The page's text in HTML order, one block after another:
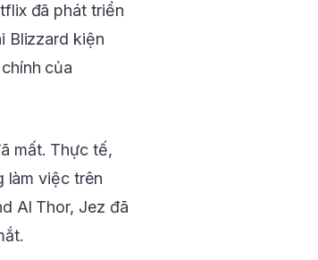
đã phát triển
Blizzard kiện
của
mất. Thực tế,
làm việc trên
Al Thor, Jez đã